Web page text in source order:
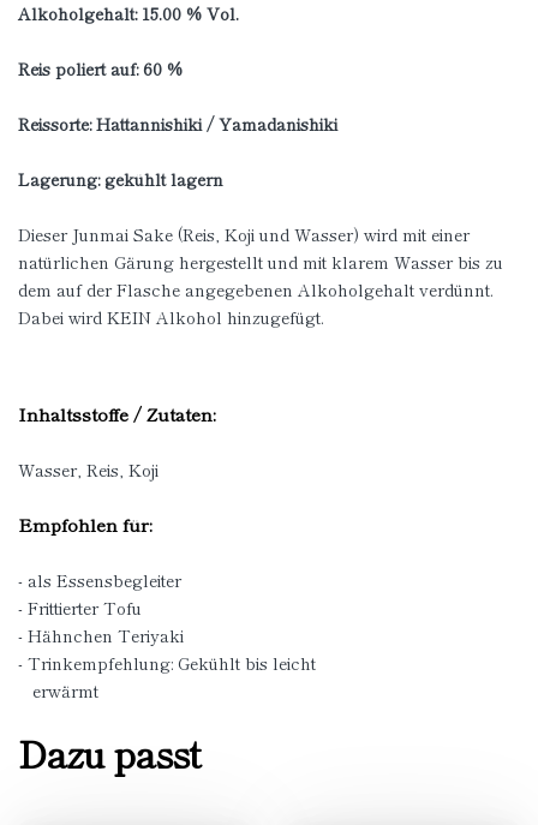
Alkoholgehalt: 15.00 % Vol.
Reis poliert auf: 60 %
Reissorte: Hattannishiki / Yamadanishiki
Lagerung: gekühlt lagern
Dieser Junmai Sake (Reis, Koji und Wasser) wird mit einer
natürlichen Gärung hergestellt und mit klarem Wasser bis zu
dem auf der Flasche angegebenen Alkoholgehalt verdünnt.
Dabei wird KEIN Alkohol hinzugefügt.
Inhaltsstoffe / Zutaten:
Wasser, Reis, Koji
Empfohlen für:
- als Essensbegleiter
- Frittierter Tofu
- Hähnchen Teriyaki
- Trinkempfehlung: Gekühlt bis leicht
erwärmt
Dazu passt